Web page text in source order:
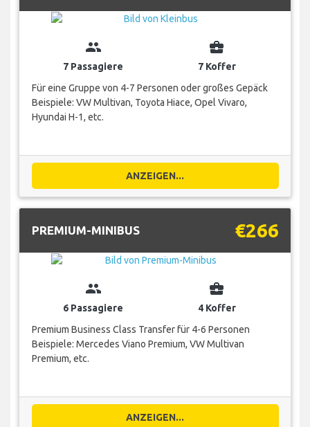
group
7 Passagiere
business_center
7 Koffer
Für eine Gruppe von 4-7 Personen oder großes Gepäck
Beispiele: VW Multivan, Toyota Hiace, Opel Vivaro,
Hyundai H-1, etc.
ANZEIGEN...
PREMIUM-MINIBUS €266
group
6 Passagiere
business_center
4 Koffer
Premium Business Class Transfer für 4-6 Personen
Beispiele: Mercedes Viano Premium, VW Multivan
Premium, etc.
ANZEIGEN...